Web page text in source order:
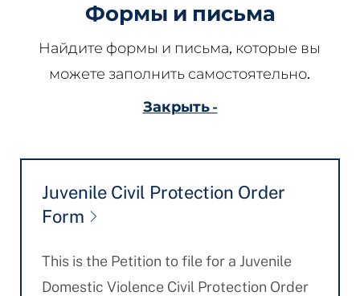
Формы и письма
Найдите формы и письма, которые вы
можете заполнить самостоятельно.
Закрыть -
Juvenile Civil Protection Order
Form
This is the Petition to file for a Juvenile
Domestic Violence Civil Protection Order